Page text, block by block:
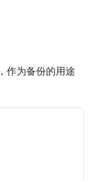
作为备份的用途